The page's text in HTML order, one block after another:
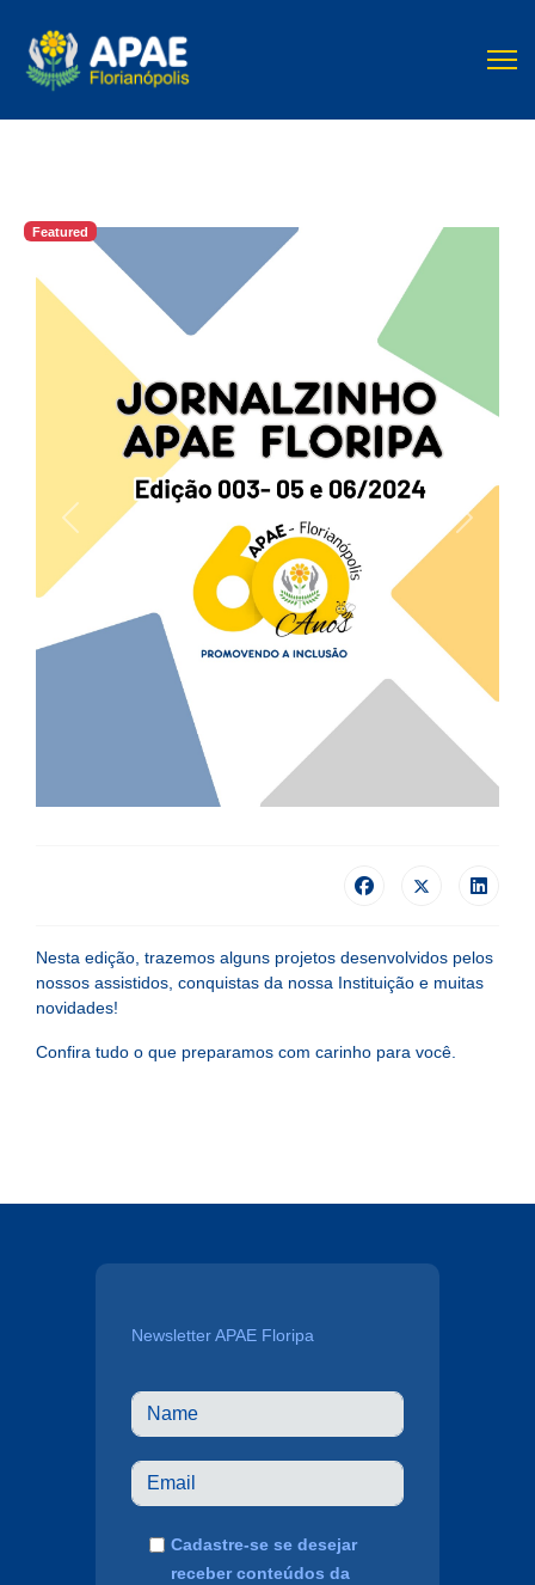
Previous Next
Featured
Nesta edição, trazemos alguns projetos desenvolvidos pelos
nossos assistidos, conquistas da nossa Instituição e muitas
novidades!
Confira tudo o que preparamos com carinho para você.
Newsletter APAE Floripa
Cadastre-se se desejar
receber conteúdos da